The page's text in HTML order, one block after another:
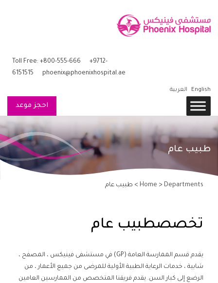
Toll Free: +800-555-666 +9712-
6151515
phoenix@phoenixhospital.ae
English العربية
احجز موعد
طبيب عام
Home > Departments > طبيب عام
تخصصطبيب عام
يقدم قسم الممارسة العامة (GP) في مستشفى فينيكس ، المصفح ،
شابية ، خدمات الرعاية الطبية الأولية للمرضى من جميع الأعمار ، من
الرضع إلى كبار السن. يقدم فريقنا المتخصص من الممارسين العامين